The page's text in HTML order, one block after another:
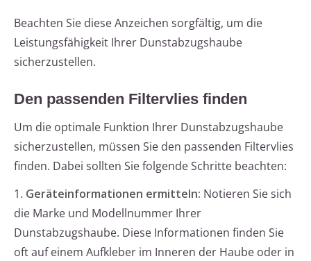
Beachten Sie diese Anzeichen sorgfältig, um die
Leistungsfähigkeit Ihrer Dunstabzugshaube
sicherzustellen.
Den passenden Filtervlies finden
Um die optimale Funktion Ihrer Dunstabzugshaube
sicherzustellen, müssen Sie den passenden Filtervlies
finden. Dabei sollten Sie folgende Schritte beachten:
1. Geräteinformationen ermitteln: Notieren Sie sich
die Marke und Modellnummer Ihrer
Dunstabzugshaube. Diese Informationen finden Sie
oft auf einem Aufkleber im Inneren der Haube oder in